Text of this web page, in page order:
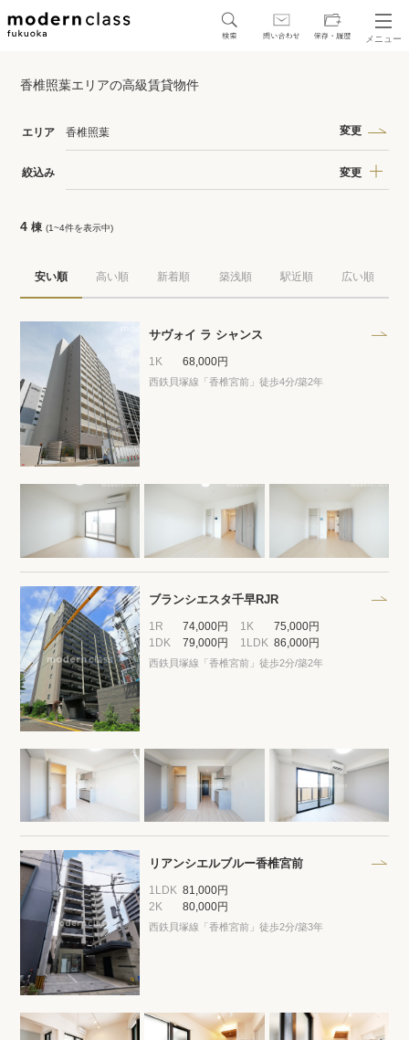
メニュー
アクセスランキング
保存した物件
閲覧履歴
保存した検索条件
店舗・スタッフ紹介
希望条件を伝えてプロに探してもらう
来店予約
各種お問い合わせ
高級賃貸物件コラム modern classについて
高級賃貸物件トピック 会社概要
プライバシーポリシー クッキーポリシー
商標について サイトマップ
香椎照葉エリアの高級賃貸物件
エリア 香椎照葉 変更
絞込み 変更
4 棟 (1~4件を表示中)
安い順 高い順 新着順 築浅順 駅近順 広い順
サヴォイ ラ シャンス
1K 68,000円
西鉄貝塚線「香椎宮前」徒歩4分/築2年
ブランシエスタ千早RJR
1R 74,000円 1K
75,000円
1DK
79,000円 1LDK 86,000円
西鉄貝塚線「香椎宮前」徒歩2分/築2年
リアンシエルブルー香椎宮前
1LDK 81,000円
2K
80,000円
西鉄貝塚線「香椎宮前」徒歩2分/築3年